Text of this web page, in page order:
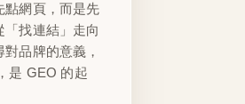
點網頁，而是先
「找連結」走向
對品牌的意義，
是 GEO 的起